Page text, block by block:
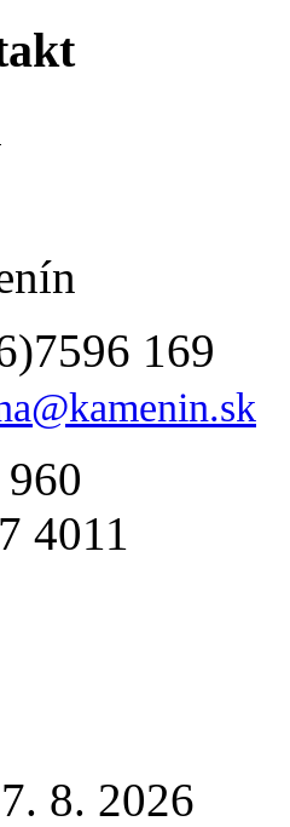
169
4011
8. 2026